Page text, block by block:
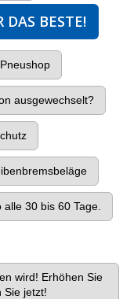
BESTE!
Pneushop
ausgewechselt?
30 bis 60 Tage.
wird! Erhöhen Sie
Sie jetzt!